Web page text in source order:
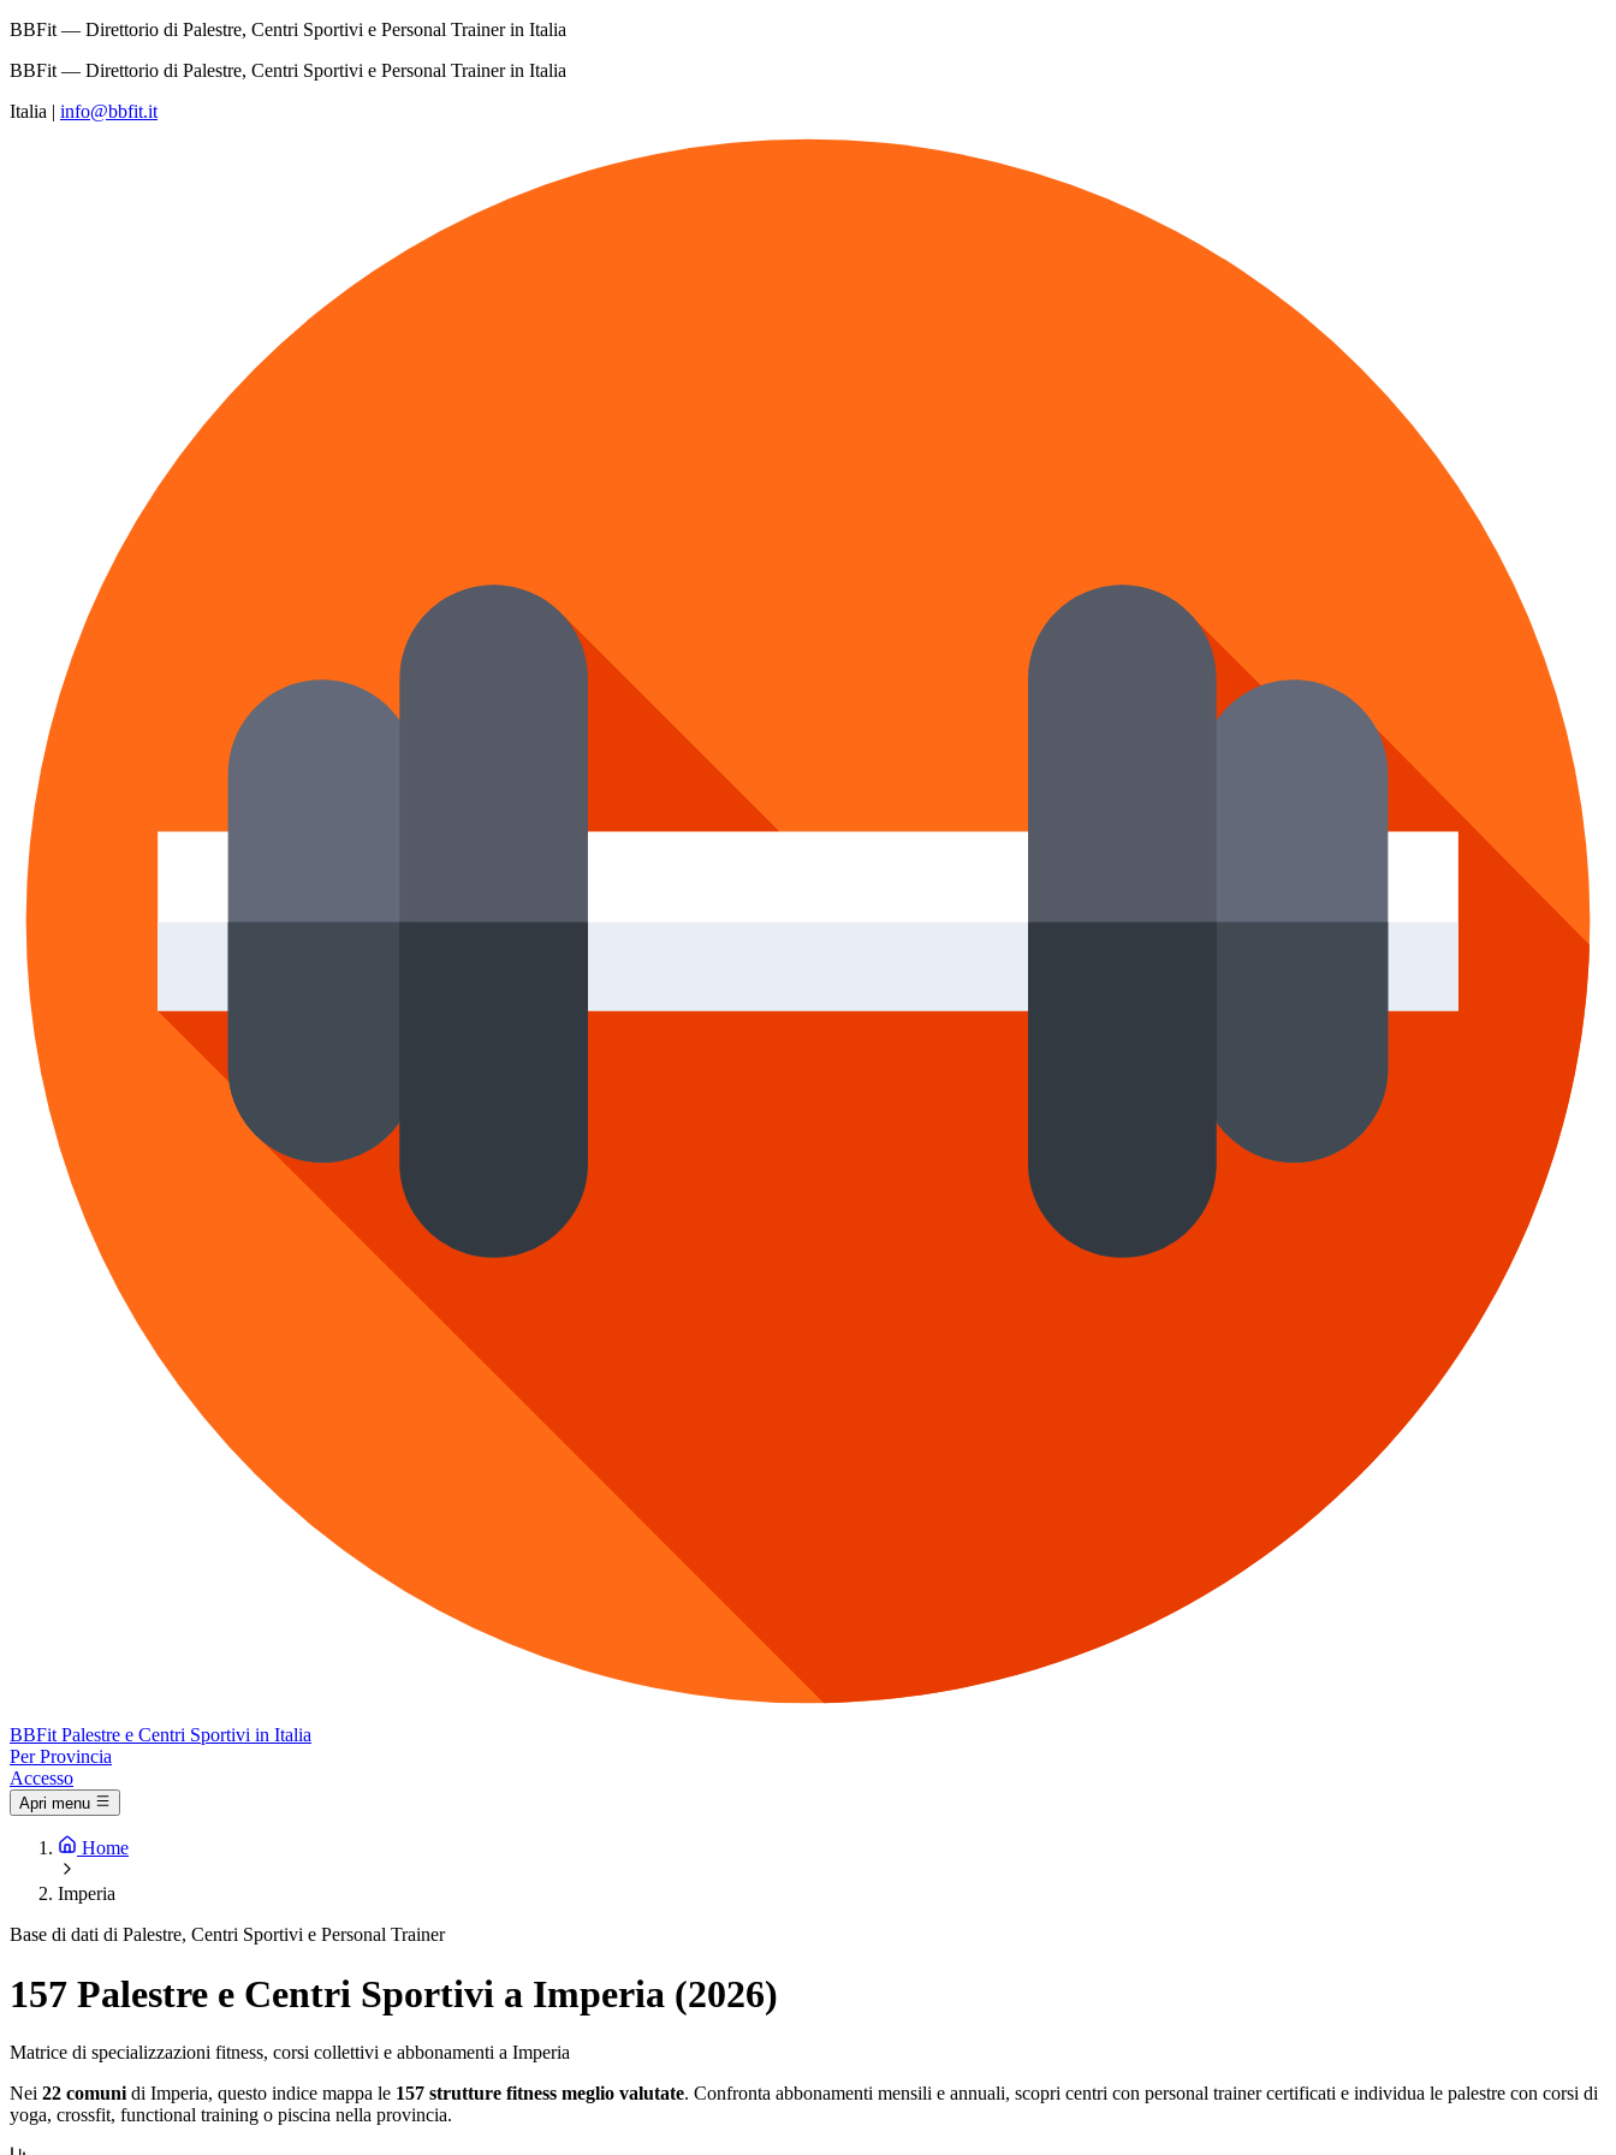
BBFit — Direttorio di Palestre, Centri Sportivi e Personal Trainer in Italia
BBFit — Direttorio di Palestre, Centri Sportivi e Personal Trainer in Italia
Italia | info@bbfit.it
BBFit Palestre e Centri Sportivi in Italia
Per Provincia
Accesso
Apri menu
Home
Imperia
Base di dati di Palestre, Centri Sportivi e Personal Trainer
157 Palestre e Centri Sportivi a Imperia (2026)
Matrice di specializzazioni fitness, corsi collettivi e abbonamenti a Imperia
Nei 22 comuni di Imperia, questo indice mappa le 157 strutture fitness meglio valutate. Confronta abbonamenti mensili e annuali, scopri centri con personal trainer certificati e individua le palestre con corsi di
yoga, crossfit, functional training o piscina nella provincia.